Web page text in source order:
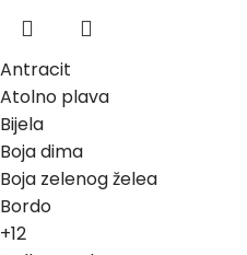
Antracit
Atolno plava
Bijela
Boja dima
Boja zelenog želea
Bordo
+12